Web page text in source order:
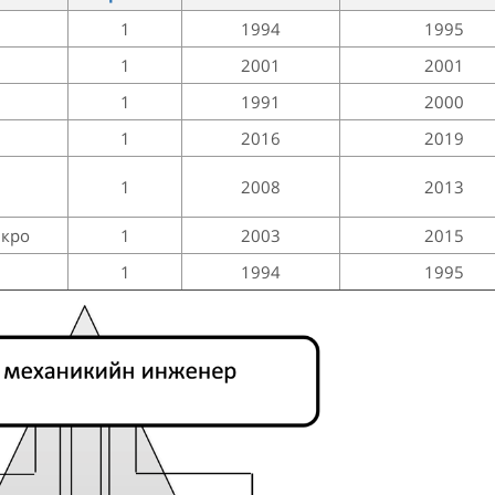
1
1994
1995
1
2001
2001
1
1991
2000
1
2016 2019
1 2008 2013
1 2003
2015
1
1994 1995